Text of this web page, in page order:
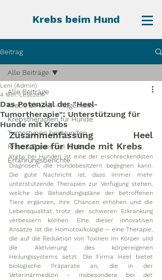
Krebs beim Hund
Beitrag
Alle Beiträge
Krebs & Hund - Allgemein
Krebstherapien für Hunde
Tumortypen bei Hunden
Krise & Trauer bei Krebs
Erfahrungsberichte
Alle Beiträge
Das Potenzial der "Heel-
Tumortherapie": Unterstützung für
Hunde mit Krebs
Leni (Admin)
4 Min. Lesezeit
Zusammenfassung Heel
Therapie für Hunde mit Krebs
Krebs bei Hunden ist eine der erschreckendsten
Diagnosen, die Hundebesitzern begegnen kann.
Die gute Nachricht ist, dass immer mehr
unterstützende Therapien zur Verfügung stehen,
welche die Behandlungspläne der betroffenen
Tiere ergänzen, ihre Chancen erhöhen und die
Lebensqualität trotz der schweren Erkrankung
verbessern können. Eine dieser innovativen
Ansätze ist die Homotoxikologie – eine Therapie,
die auf die Reduktion von Toxinen im Körper und
die Aktivierung des körpereigenen
Heilungssystems setzt. Die Firma Heel bietet
biologische Präparate an, die in der
Veterinärmedizin - insbesondere bei der